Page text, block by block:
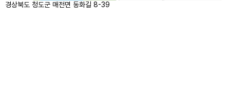
경상북도 청도군 매전면 동화길 8-39